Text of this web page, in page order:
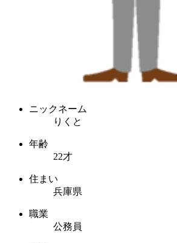
ニックネーム
りくと
年齢
22才
住まい
兵庫県
職業
公務員